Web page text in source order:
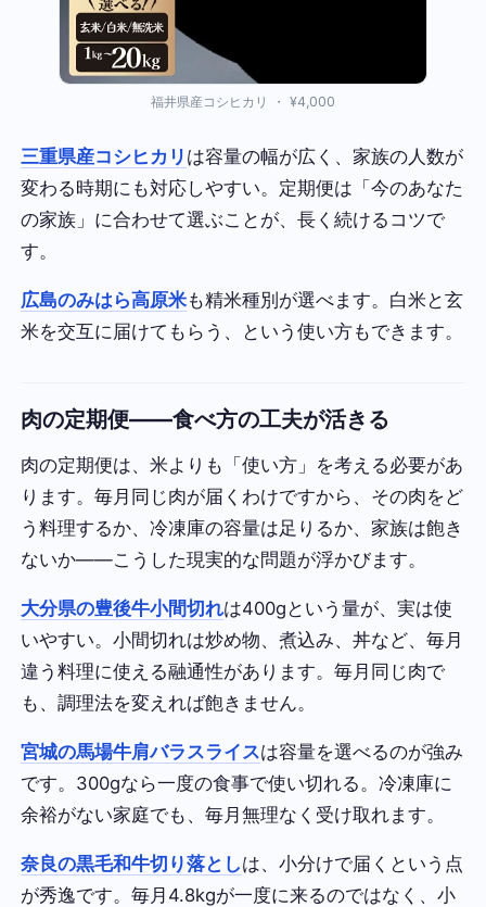
福井県産コシヒカリ ・ ¥4,000
三重県産コシヒカリ は容量の幅が広く、家族の人数が
変わる時期にも対応しやすい。定期便は「今のあなた
の家族」に合わせて選ぶことが、長く続けるコツで
す。
広島のみはら高原米も精米種別が選べます。白米と玄
米を交互に届けてもらう、という使い方もできます。
肉の定期便——食べ方の工夫が活きる
肉の定期便は、米よりも「使い方」を考える必要があ
ります。毎月同じ肉が届くわけですから、その肉をど
う料理するか、冷凍庫の容量は足りるか、家族は飽き
ないか——こうした現実的な問題が浮かびます。
大分県の豊後牛小間切れは400gという量が、実は使
いやすい。小間切れは炒め物、煮込み、丼など、毎月
違う料理に使える融通性があります。毎月同じ肉で
も、調理法を変えれば飽きません。
宮城の馬場牛肩バラスライスは容量を選べるのが強み
です。300gなら一度の食事で使い切れる。冷凍庫に
余裕がない家庭でも、毎月無理なく受け取れます。
奈良の黒毛和牛切り落としは、小分けで届くという点
が秀逸です。毎月4.8kgが一度に来るのではなく、小